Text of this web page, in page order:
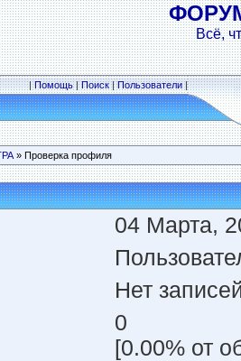
Всё,
|Помощь|Поиск|Пользователи|
» Проверка профиля
04 Марта,
Нет
0
[0.00% от